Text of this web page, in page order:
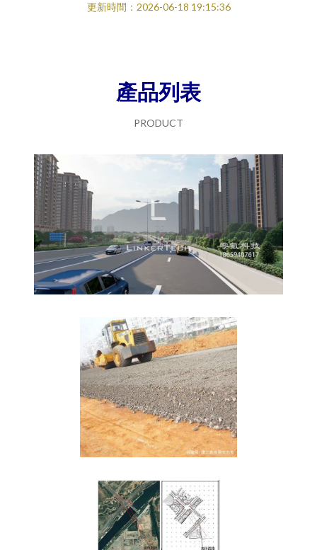
更新時間：2026-06-18 19:15:36
產品列表
PRODUCT